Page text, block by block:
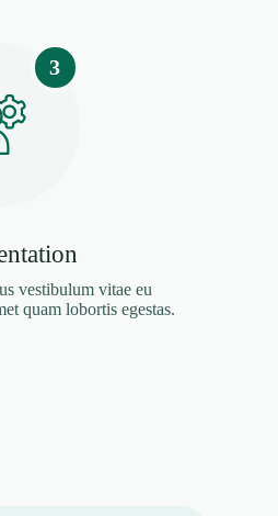
3
vestibulum vitae eu
quam lobortis egestas.